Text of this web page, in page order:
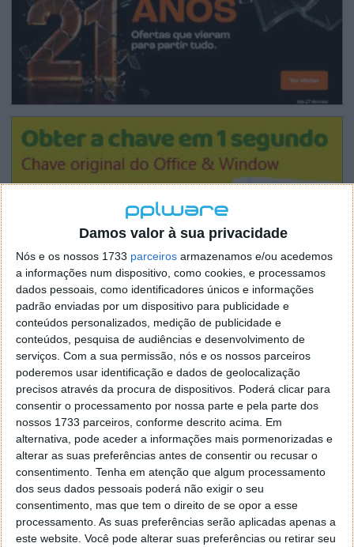
Damos valor à sua privacidade
Nós e os nossos 1733 parceiros armazenamos e/ou acedemos
a informações num dispositivo, como cookies, e processamos
dados pessoais, como identificadores únicos e informações
padrão enviadas por um dispositivo para publicidade e
conteúdos personalizados, medição de publicidade e
conteúdos, pesquisa de audiências e desenvolvimento de
serviços. Com a sua permissão, nós e os nossos parceiros
poderemos usar identificação e dados de geolocalização
precisos através da procura de dispositivos. Poderá clicar para
consentir o processamento por nossa parte e pela parte dos
nossos 1733 parceiros, conforme descrito acima. Em
alternativa, pode aceder a informações mais pormenorizadas e
alterar as suas preferências antes de consentir ou recusar o
consentimento. Tenha em atenção que algum processamento
dos seus dados pessoais poderá não exigir o seu
consentimento, mas que tem o direito de se opor a esse
processamento. As suas preferências serão aplicadas apenas a
este website. Você pode alterar suas preferências ou retirar seu